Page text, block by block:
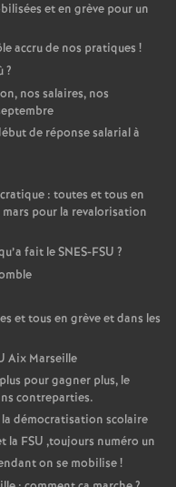
et en grève pour un
accru de nos pratiques !
?
nos salaires, nos
de réponse salarial à
: toutes et tous en
pour la revalorisation
fait le SNES-FSU ?
et tous en grève et dans les
Aix Marseille
pour gagner plus, le
contreparties.
la démocratisation scolaire
la FSU ,toujours numéro un
on se mobilise!